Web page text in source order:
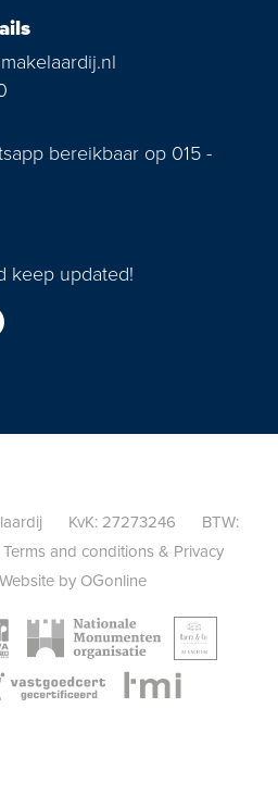
bereikbaar op 015 -
keep updated!
KvK: 27273246 BTW:
Terms and conditions & Privacy
Website by OGonline